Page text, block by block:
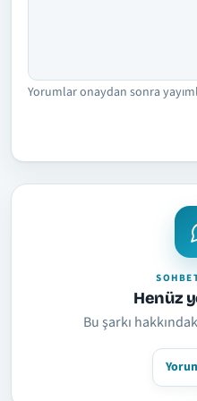
Yorumlar onaydan sonra
Henüz
Bu şarkı